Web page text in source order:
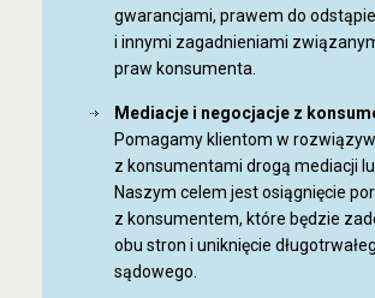
gwarancjami, prawem do
i innymi zagadnieniami
praw konsumenta.
Mediacje i negocjacje z
Pomagamy klientom w
z konsumentami drogą mediacji
Naszym celem jest osiągnięcie
z konsumentem, które będzie
obu stron i uniknięcie
sądowego.